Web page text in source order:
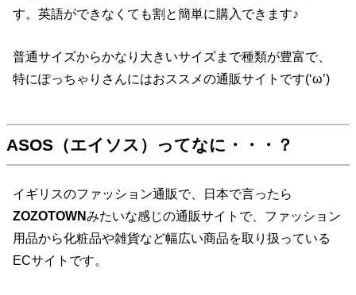
す。英語ができなくても割と簡単に購入できます♪
普通サイズからかなり大きいサイズまで種類が豊富で、
特にぽっちゃりさんにはおススメの通販サイトです(‘ω’)
ASOS（エイソス）ってなに・・・？
イギリスのファッション通販で、日本で言ったら
ZOZOTOWNみたいな感じの通販サイトで、ファッション
用品から化粧品や雑貨など幅広い商品を取り扱っている
ECサイトです。